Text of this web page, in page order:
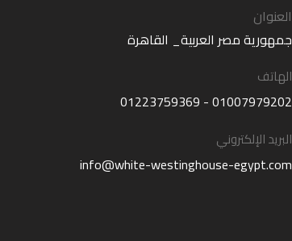
العنوان
جمهورية مصر العربية_ القاهرة
الهاتف
01007979202 - 01223759369
البريد الإلكتروني
info@white-westinghouse-egypt.com